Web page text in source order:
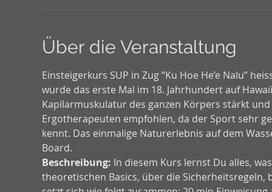
Über die Veranstaltung
Einsteigerkurs SUP in Zug “Ku Hoe He’e Nalu”
wurde das erste Mal im 18. Jahrhundert auf
Kapilarmuskulatur des ganzen Körpers stärkt
Ergotherapeuten empfohlen, da der Sport sehr
kennt. Das einmalige Naturerlebnis auf dem
Board.
Beschreibung: In diesem Kurs lernst Du alles,
theoretischen Basics, über die Sicherheitsregeln,